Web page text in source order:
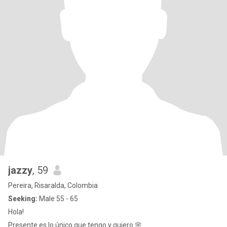
jazzy, 59
Pereira, Risaralda, Colombia
Seeking: Male 55 - 65
Hola!
Presente es lo único que tengo y quiero 🌸